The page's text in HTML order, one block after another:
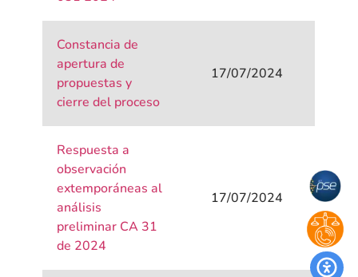
Constancia de
apertura de
propuestas y
cierre del proceso
17/07/2024
Respuesta a
observación
extemporáneas al
análisis
preliminar CA 31
de 2024
17/07/2024